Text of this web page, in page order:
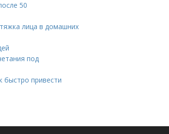
50
лица в домашних
под
быстро привести